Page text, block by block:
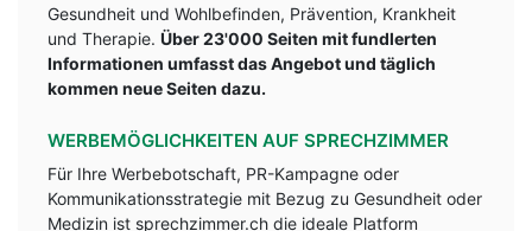
Gesundheit und Wohlbefinden, Prävention, Krankheit
und Therapie. Über 23'000 Seiten mit fundlerten
Informationen umfasst das Angebot und täglich
kommen neue Seiten dazu.
WERBEMÖGLICHKEITEN AUF SPRECHZIMMER
Für Ihre Werbebotschaft, PR-Kampagne oder
Kommunikationsstrategie mit Bezug zu Gesundheit oder
Medizin ist sprechzimmer.ch die ideale Platform